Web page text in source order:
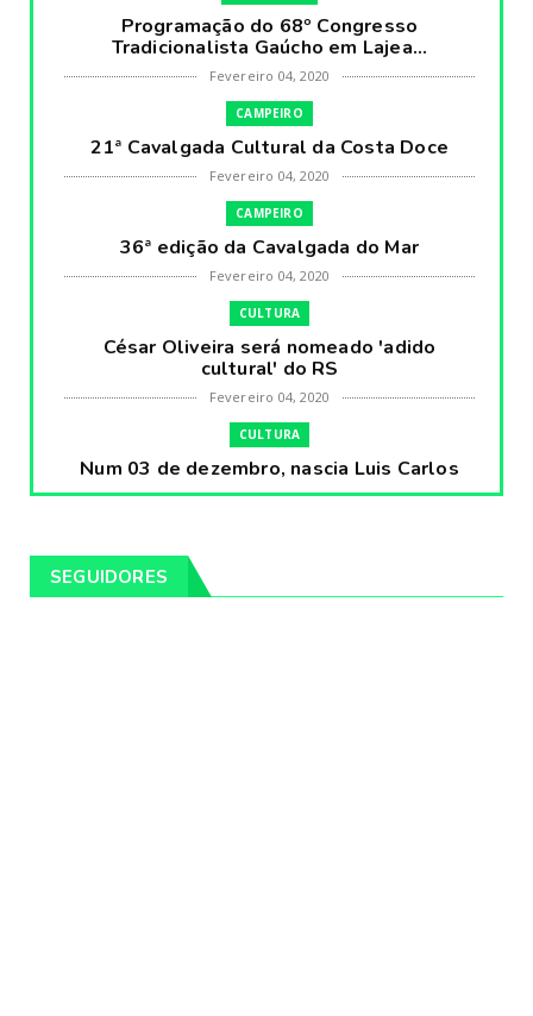
Programação do 68º Congresso
Tradicionalista Gaúcho em Lajea...
Fevereiro 04, 2020
CAMPEIRO
21ª Cavalgada Cultural da Costa Doce
Fevereiro 04, 2020
CAMPEIRO
36ª edição da Cavalgada do Mar
Fevereiro 04, 2020
CULTURA
César Oliveira será nomeado 'adido
cultural' do RS
Fevereiro 04, 2020
CULTURA
Num 03 de dezembro, nascia Luis Carlos
Prestes, o Cavaleiro ...
Pintores da Temática Gauchesca - parte
SEGUIDORES